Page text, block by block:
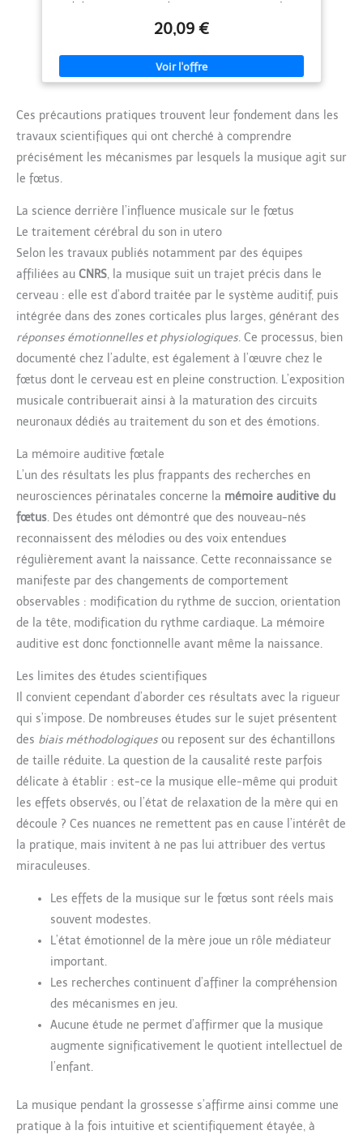
Print, Christmas Ball, Double et
Single Frame, Magic Box Round
dermatologiquement et
bébé Expérience musicale partagée : se connecte à des
musique. amplificateurs de son maternels, écouteurs maternels
permettant à la mère et au bébé de profiter de la musique.
amplificateurs de ventre de grossesse, haut-parleurs fixés au
ventre Conception spécifique pour la grossesse : adaptée aux
Conçus pour les futures mamans : spécialement conçus pour les
leur utilisation. casque audio à porter sur le ventre
20,09 €
Ces précautions pratiques trouvent leur fondement dans les
travaux scientifiques qui ont cherché à comprendre
précisément les mécanismes par lesquels la musique agit sur
le fœtus.
La science derrière l’influence musicale sur le fœtus
Le traitement cérébral du son in utero
Selon les travaux publiés notamment par des équipes
affiliées au CNRS, la musique suit un trajet précis dans le
cerveau : elle est d’abord traitée par le système auditif, puis
intégrée dans des zones corticales plus larges, générant des
réponses émotionnelles et physiologiques. Ce processus, bien
documenté chez l’adulte, est également à l’œuvre chez le
fœtus dont le cerveau est en pleine construction. L’exposition
musicale contribuerait ainsi à la maturation des circuits
neuronaux dédiés au traitement du son et des émotions.
La mémoire auditive fœtale
L’un des résultats les plus frappants des recherches en
neurosciences périnatales concerne la mémoire auditive du
fœtus. Des études ont démontré que des nouveau-nés
reconnaissent des mélodies ou des voix entendues
régulièrement avant la naissance. Cette reconnaissance se
manifeste par des changements de comportement
observables : modification du rythme de succion, orientation
de la tête, modification du rythme cardiaque. La mémoire
auditive est donc fonctionnelle avant même la naissance.
Les limites des études scientifiques
Il convient cependant d’aborder ces résultats avec la rigueur
qui s’impose. De nombreuses études sur le sujet présentent
des biais méthodologiques ou reposent sur des échantillons
de taille réduite. La question de la causalité reste parfois
délicate à établir : est-ce la musique elle-même qui produit
les effets observés, ou l’état de relaxation de la mère qui en
découle ? Ces nuances ne remettent pas en cause l’intérêt de
la pratique, mais invitent à ne pas lui attribuer des vertus
miraculeuses.
Les effets de la musique sur le fœtus sont réels mais
souvent modestes.
L’état émotionnel de la mère joue un rôle médiateur
important.
Les recherches continuent d’affiner la compréhension
des mécanismes en jeu.
Aucune étude ne permet d’affirmer que la musique
augmente significativement le quotient intellectuel de
l’enfant.
La musique pendant la grossesse s’affirme ainsi comme une
pratique à la fois intuitive et scientifiquement étayée, à